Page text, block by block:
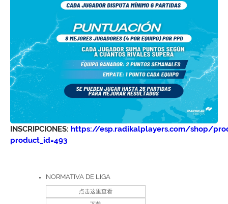
INSCRIPCIONES: https://esp.radikalplayers.com/shop/
product_id=493
NORMATIVA DE LIGA